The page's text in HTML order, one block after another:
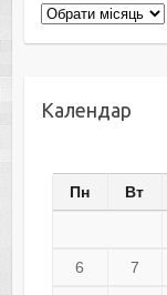
Архіви
Календар
Пн Вт
6 7